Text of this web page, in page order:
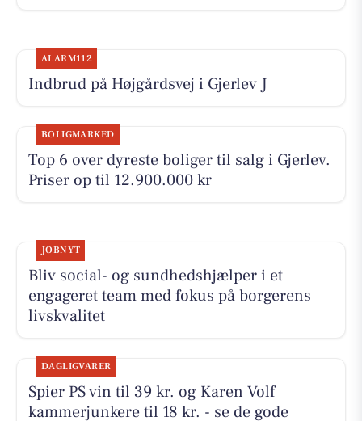
ALARM112
Indbrud på Højgårdsvej i Gjerlev J
BOLIGMARKED
Top 6 over dyreste boliger til salg i Gjerlev.
Priser op til 12.900.000 kr
JOBNYT
Bliv social- og sundhedshjælper i et
engageret team med fokus på borgerens
livskvalitet
DAGLIGVARER
Spier PS vin til 39 kr. og Karen Volf
kammerjunkere til 18 kr. - se de gode